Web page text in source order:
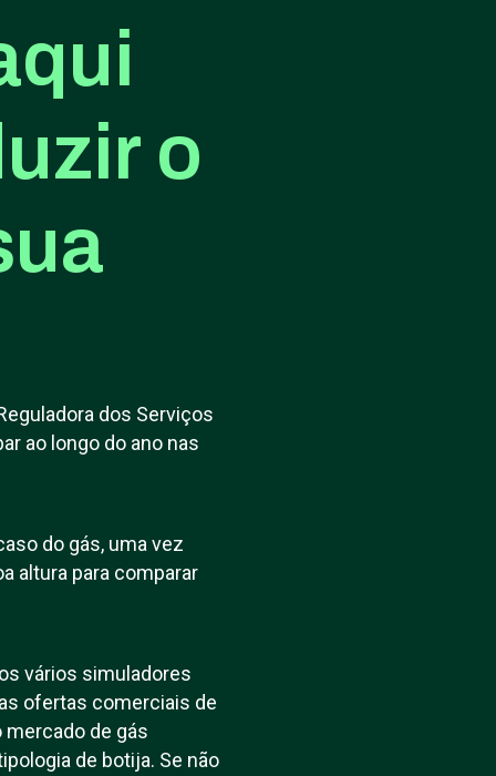
o
dos Serviços
ao longo do ano nas
do gás, uma vez
altura para comparar
vários simuladores
ofertas comerciais de
de gás
de botija. Se não